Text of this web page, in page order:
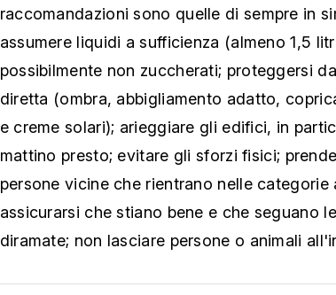
raccomandazioni sono quelle di sempre in
assumere liquidi a sufficienza (almeno 1,5
possibilmente non zuccherati; proteggersi
diretta (ombra, abbigliamento adatto,
e creme solari); arieggiare gli edifici, in
mattino presto; evitare gli sforzi fisici;
persone vicine che rientrano nelle categorie
assicurarsi che stiano bene e che seguano
diramate; non lasciare persone o animali